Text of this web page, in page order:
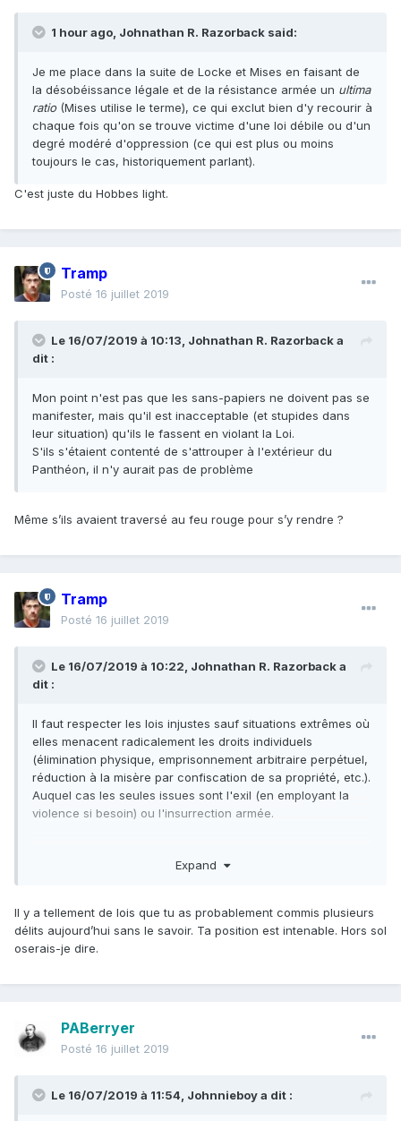
1 hour ago, Johnathan R. Razorback said:
Je me place dans la suite de Locke et Mises en faisant de
la désobéissance légale et de la résistance armée un ultima
ratio(Mises utilise le terme), ce qui exclut bien d'y recourir à
chaque fois qu'on se trouve victime d'une loi débile ou d'un
degré modéré d'oppression (ce qui est plus ou moins
toujours le cas, historiquement parlant).
C'est juste du Hobbes light.
Tramp
Posté 16 juillet 2019
Le 16/07/2019 à 10:13, Johnathan R. Razorbacka
dit :
Mon point n'est pas que les sans-papiers ne doivent pas se
manifester, mais qu'il est inacceptable (et stupides dans
leur situation) qu'ils le fassent en violant la Loi.
S'ils s'étaient contenté de s'attrouper à l'extérieur du
Panthéon, il n'y aurait pas de problème
Même s’ils avaient traversé au feu rouge pour s’y rendre ?
Tramp
Posté 16 juillet 2019
Le 16/07/2019 à 10:22, Johnathan R. Razorbacka
dit :
Il faut respecter les lois injustes sauf situations extrêmes où
elles menacent radicalement les droits individuels
(élimination physique, emprisonnement arbitraire perpétuel,
réduction à la misère par confiscation de sa propriété, etc.).
Auquel cas les seules issues sont l'exil (en employant la
violence si besoin) ou l'insurrection armée.
n'approuvons pas, parce que c'est le seul levier politique
aux lois que nous trouvons justes et eux injustes.
Hors cas extrême, il faut obéir à la Loi parce que c'est la
Loi, et non parce qu'elle est toujours bonne en soi.
totalitaires exigent non seulement l'obéissance extérieure
mais l'adhésion de leur population.
sujets dans les premiers chapitres deL'Essence de
Expand
Il y a tellement de lois que tu as probablement commis plusieurs
délits aujourd’hui sans le savoir. Ta position est intenable. Hors sol
oserais-je dire.
PABerryer
Posté 16 juillet 2019
Le 16/07/2019 à 11:54, Johnnieboya dit :